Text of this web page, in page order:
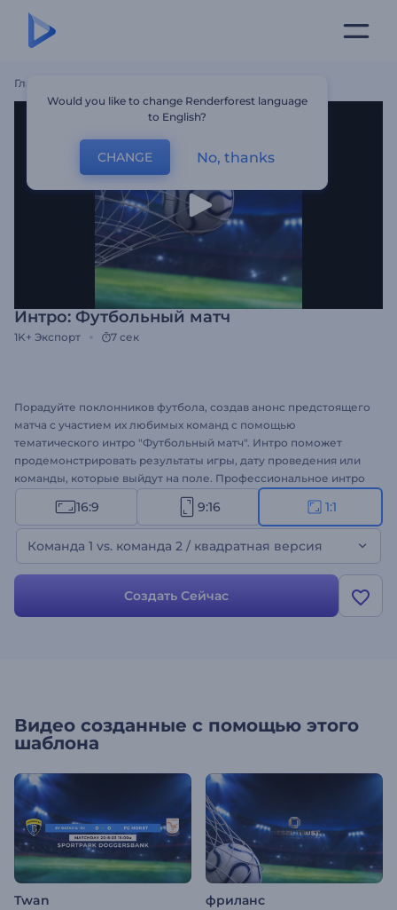
Главная
Интро: Футбольный матч
1K+ Экспорт 7 сек
Порадуйте поклонников футбола, создав анонс предстоящего
матча с участием их любимых команд с помощью
тематического интро "Футбольный матч". Интро поможет
продемонстрировать результаты игры, дату проведения или
команды, которые выйдут на поле. Профессиональное интро
можно создать за пару минут: загрузите файлы с логотипами
клубов, введите дату матча и подберите подходящую песню.
Шаблон идеально подходит для оформления интро к матчам,
рекламы на ТВ, интро для канала и многого другого. 3, 2, 1, матч
начинается! Оформите свое футбольное видео!
16:9 9:16 1:1
Команда 1 vs. команда 2 / квадратная версия
Создать Сейчас
Видео созданные с помощью этого
шаблона
Twan фриланс
Would you like to change Renderforest language
to English?
CHANGE No, thanks